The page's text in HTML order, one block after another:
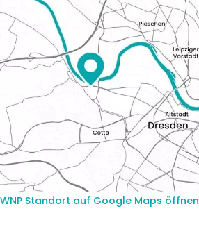
WNP Standort auf Google Maps öffnen